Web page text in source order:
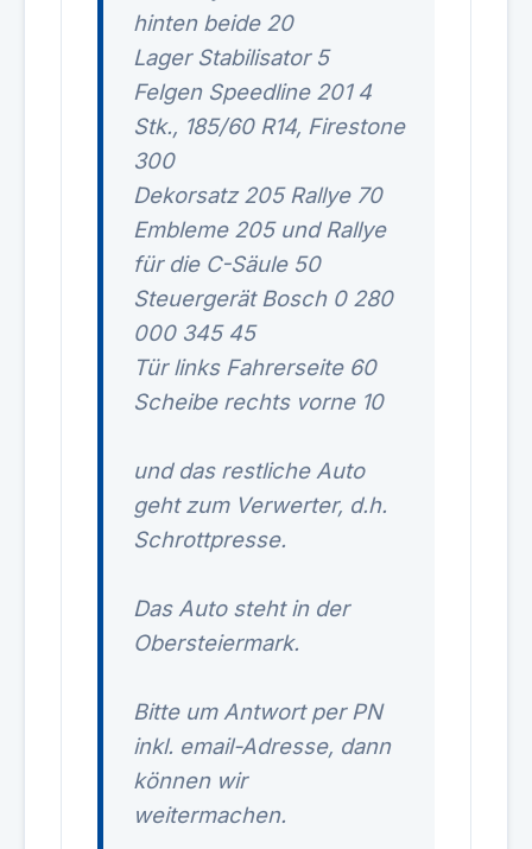
hinten beide 20
Lager Stabilisator 5
Felgen Speedline 201 4
Stk., 185/60 R14, Firestone
300
Dekorsatz 205 Rallye 70
Embleme 205 und Rallye
für die C-Säule 50
Steuergerät Bosch 0 280
000 345 45
Tür links Fahrerseite 60
Scheibe rechts vorne 10
und das restliche Auto
geht zum Verwerter, d.h.
Schrottpresse.
Das Auto steht in der
Obersteiermark.
Bitte um Antwort per PN
inkl. email-Adresse, dann
können wir
weitermachen.